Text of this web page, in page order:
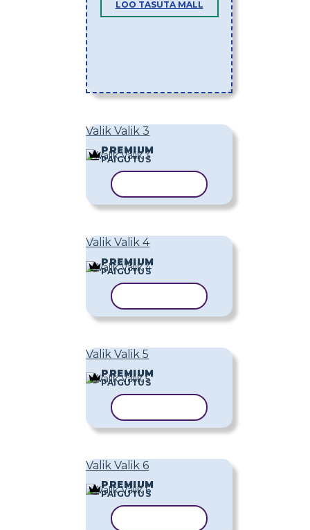
LOO TASUTA MALL
Valik Valik 3
PREMIUM
PAIGUTUS
Valik Valik 4
PREMIUM
PAIGUTUS
Valik Valik 5
PREMIUM
PAIGUTUS
Valik Valik 6
PREMIUM
PAIGUTUS